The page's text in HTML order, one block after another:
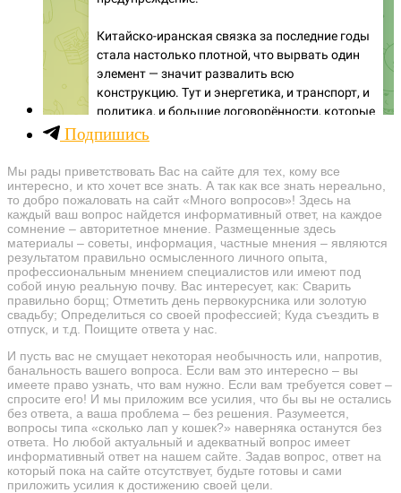
Подпишись
Мы рады приветствовать Вас на сайте для тех, кому все
интересно, и кто хочет все знать. А так как все знать нереально,
то добро пожаловать на сайт «Много вопросов»! Здесь на
каждый ваш вопрос найдется информативный ответ, на каждое
сомнение – авторитетное мнение. Размещенные здесь
материалы – советы, информация, частные мнения – являются
результатом правильно осмысленного личного опыта,
профессиональным мнением специалистов или имеют под
собой иную реальную почву. Вас интересует, как: Сварить
правильно борщ; Отметить день первокурсника или золотую
свадьбу; Определиться со своей профессией; Куда съездить в
отпуск, и т.д. Поищите ответа у нас.
И пусть вас не смущает некоторая необычность или, напротив,
банальность вашего вопроса. Если вам это интересно – вы
имеете право узнать, что вам нужно. Если вам требуется совет –
спросите его! И мы приложим все усилия, что бы вы не остались
без ответа, а ваша проблема – без решения. Разумеется,
вопросы типа «сколько лап у кошек?» наверняка останутся без
ответа. Но любой актуальный и адекватный вопрос имеет
информативный ответ на нашем сайте. Задав вопрос, ответ на
который пока на сайте отсутствует, будьте готовы и сами
приложить усилия к достижению своей цели.